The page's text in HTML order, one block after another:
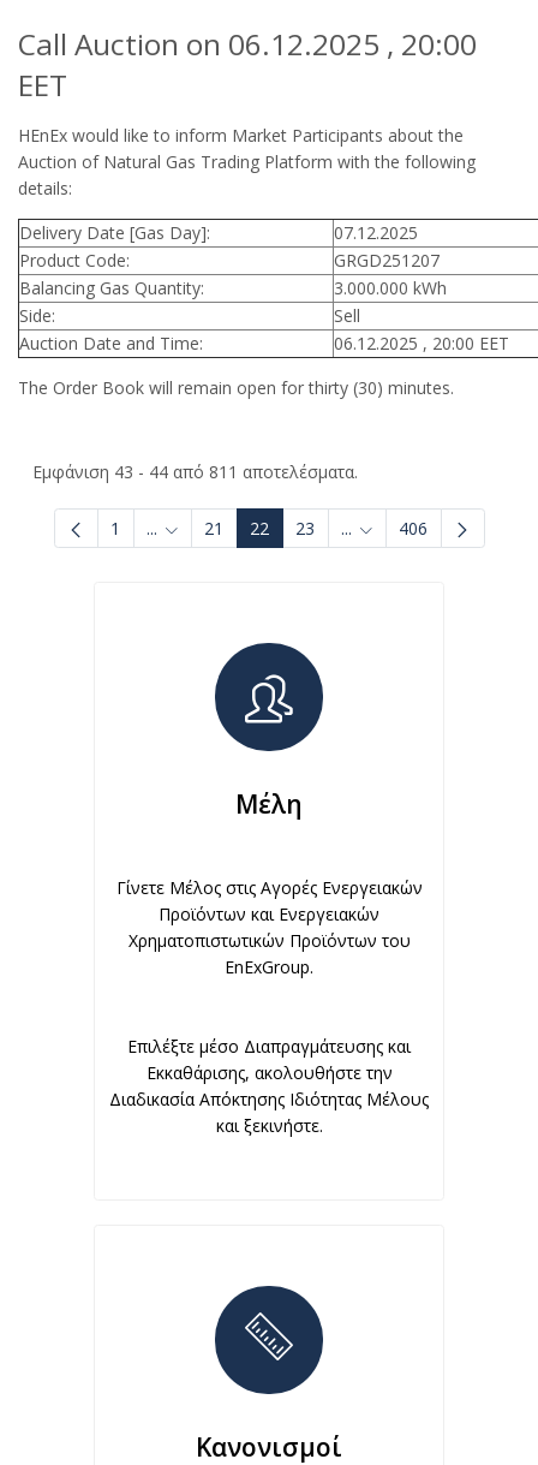
Call Auction on 06.12.2025 , 20:00
EET
HEnEx would like to inform Market Participants about the
Auction of Natural Gas Trading Platform with the following
details:
Delivery Date [Gas Day]:
07.12.2025
Product Code:
GRGD251207
Balancing Gas Quantity:
3.000.000 kWh
Side:
Sell
Auction Date and Time:
06.12.2025 , 20:00 EET
The Order Book will remain open for thirty (30) minutes.
Εμφάνιση 43 - 44 από 811 αποτελέσματα.
1 ... Ενδιάμεσες σελίδες Use TAB to navigate.
21 22 23 ... Ενδιάμεσες σελίδες
406
Μέλη
Γίνετε Μέλος στις Αγορές Ενεργειακών
Προϊόντων και Ενεργειακών
Χρηματοπιστωτικών Προϊόντων του
EnExGroup.
Επιλέξτε μέσο Διαπραγμάτευσης και
Εκκαθάρισης, ακολουθήστε την
Διαδικασία Απόκτησης Ιδιότητας Μέλους
και ξεκινήστε.
Κανονισμοί